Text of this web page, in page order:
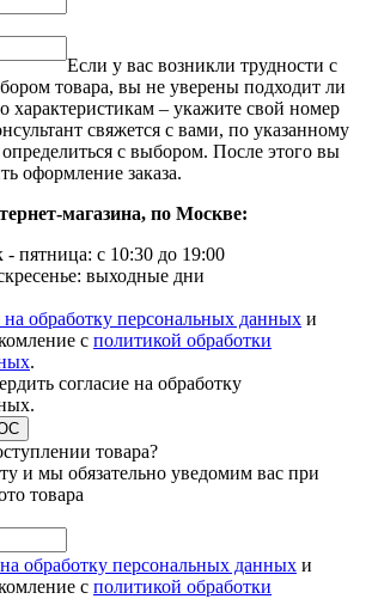
Если у вас возникли трудности с
товара, вы не уверены подходит ли
характеристикам – укажите свой номер
свяжется с вами, по указанному
с выбором. После этого вы
оформление заказа.
магазина, по Москве:
пятница: с 10:30 до 19:00
выходные дни
на обработку персональных данных и
с политикой обработки
.
согласие на обработку
товара?
и мы обязательно уведомим вас при
товара
на обработку персональных данных и
с политикой обработки